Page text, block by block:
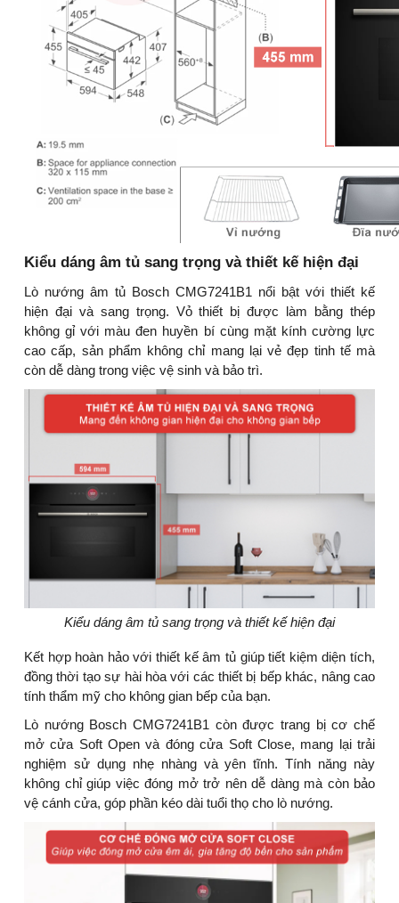
Kiểu dáng âm tủ sang trọng và thiết kế hiện đại
Lò nướng âm tủ Bosch CMG7241B1 nổi bật với thiết kế
hiện đại và sang trọng. Vỏ thiết bị được làm bằng thép
không gỉ với màu đen huyền bí cùng mặt kính cường lực
cao cấp, sản phẩm không chỉ mang lại vẻ đẹp tinh tế mà
còn dễ dàng trong việc vệ sinh và bảo trì.
Kiểu dáng âm tủ sang trọng và thiết kế hiện đại
Kết hợp hoàn hảo với thiết kế âm tủ giúp tiết kiệm diện tích,
đồng thời tạo sự hài hòa với các thiết bị bếp khác, nâng cao
tính thẩm mỹ cho không gian bếp của bạn.
Lò nướng Bosch CMG7241B1 còn được trang bị cơ chế
mở cửa Soft Open và đóng cửa Soft Close, mang lại trải
nghiệm sử dụng nhẹ nhàng và yên tĩnh. Tính năng này
không chỉ giúp việc đóng mở trở nên dễ dàng mà còn bảo
vệ cánh cửa, góp phần kéo dài tuổi thọ cho lò nướng.